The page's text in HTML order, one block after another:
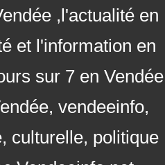
,l'actualité en
et l'information en
sur 7 en Vendée
vendeeinfo,
culturelle, politique